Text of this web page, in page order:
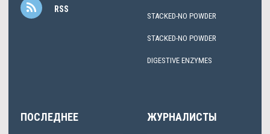
RSS
STACKED-NO POWDER
STACKED-NO POWDER
DIGESTIVE ENZYMES
ПОСЛЕДНЕЕ ЖУРНАЛИСТЫ